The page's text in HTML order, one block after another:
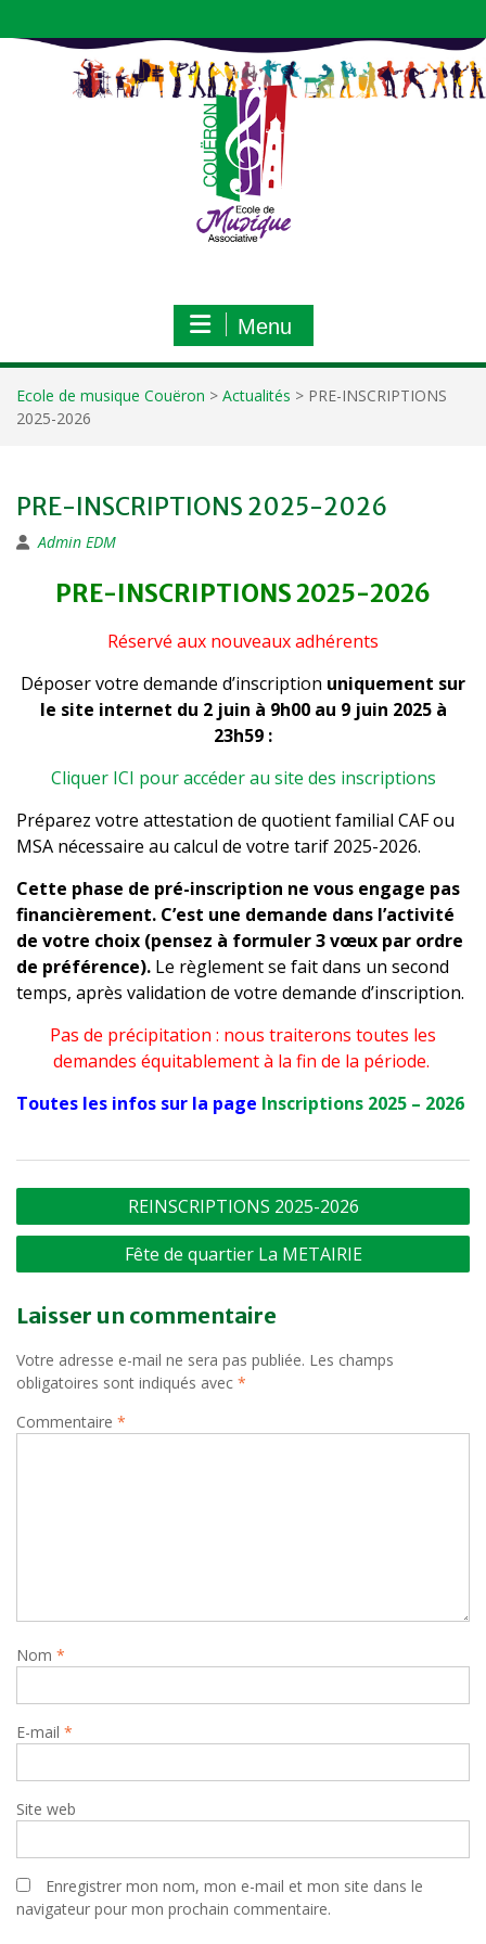
au
Menu
Ecole de musique Couëron > Actualités > PRE-INSCRIPTIONS
2025-2026
PRE-INSCRIPTIONS 2025-2026
Admin EDM
PRE-INSCRIPTIONS 2025-2026
Réservé aux nouveaux adhérents
Déposer votre demande d’inscription uniquement sur
le site internet du 2 juin à 9h00 au 9 juin 2025 à
23h59 :
Cliquer ICI pour accéder au site des inscriptions
Préparez votre attestation de quotient familial CAF ou
MSA nécessaire au calcul de votre tarif 2025-2026.
Cette phase de pré-inscription ne vous engage pas
financièrement. C’est une demande dans l’activité
de votre choix (pensez à formuler 3 vœux par ordre
de préférence). Le règlement se fait dans un second
temps, après validation de votre demande d’inscription.
Pas de précipitation : nous traiterons toutes les
demandes équitablement à la fin de la période.
Toutes les infos sur la page Inscriptions 2025 – 2026
Navigation
de
REINSCRIPTIONS 2025-2026
Fête de quartier La METAIRIE
Laisser un commentaire
Votre adresse e-mail ne sera pas publiée. Les champs
obligatoires sont indiqués avec *
Commentaire *
Nom *
E-mail *
Site web
Enregistrer mon nom, mon e-mail et mon site dans le
navigateur pour mon prochain commentaire.